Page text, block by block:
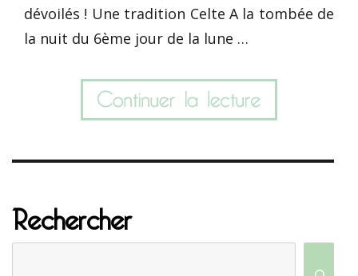
dévoilés ! Une tradition Celte A la tombée de
la nuit du 6ème jour de la lune …
Rechercher